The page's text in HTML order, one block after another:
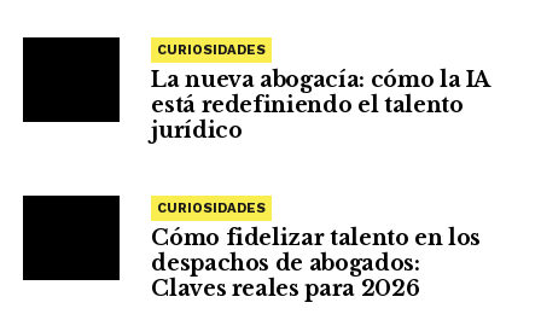
CURIOSIDADES
La nueva abogacía: cómo la IA
está redefiniendo el talento
jurídico
CURIOSIDADES
Cómo fidelizar talento en los
despachos de abogados:
Claves reales para 2026